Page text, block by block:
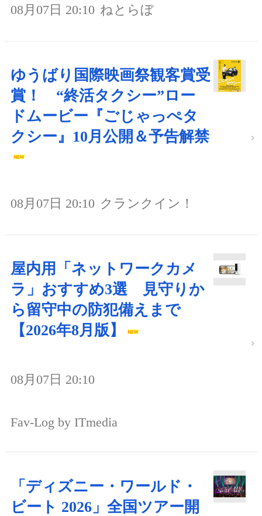
08月07日 20:10 ねとらぼ
ゆうばり国際映画祭観客賞受
賞！ “終活タクシー”ロー
ドムービー『ごじゃっぺタ
クシー』10月公開＆予告解禁
08月07日 20:10 クランクイン！
屋内用「ネットワークカメ
ラ」おすすめ3選 見守りか
ら留守中の防犯備えまで
【2026年8月版】
08月07日 20:10
Fav-Log by ITmedia
「ディズニー・ワールド・
ビート 2026」全国ツアー開